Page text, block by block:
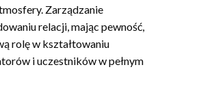
Zarządzanie
relacji, mając pewność,
rolę w kształtowaniu
i uczestników w pełnym